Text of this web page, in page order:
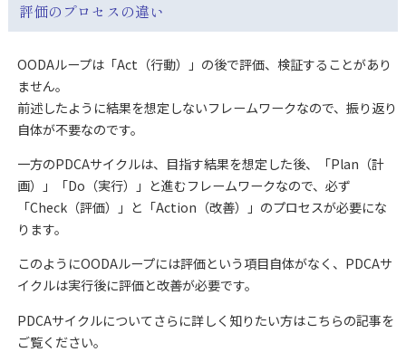
評価のプロセスの違い
OODAループは「Act（行動）」の後で評価、検証することがあり
ません。
前述したように結果を想定しないフレームワークなので、振り返り
自体が不要なのです。
一方のPDCAサイクルは、目指す結果を想定した後、「Plan（計
画）」「Do（実行）」と進むフレームワークなので、必ず
「Check（評価）」と「Action（改善）」のプロセスが必要にな
ります。
このようにOODAループには評価という項目自体がなく、PDCAサ
イクルは実行後に評価と改善が必要です。
PDCAサイクルについてさらに詳しく知りたい方はこちらの記事を
ご覧ください。